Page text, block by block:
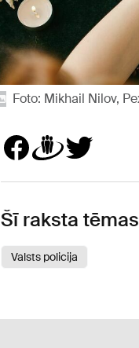
Foto: Mikhail Nilov,
Šī raksta tēmas
Valsts policija